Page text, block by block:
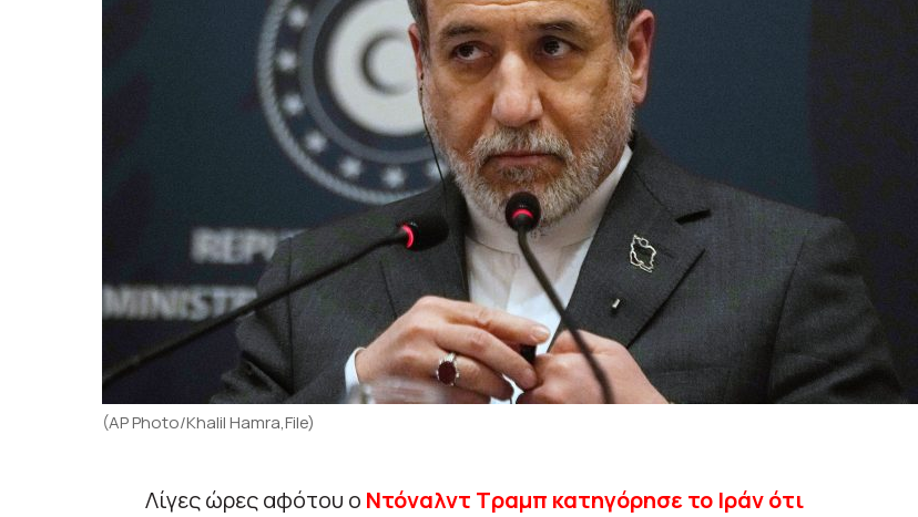
(AP Photo/Khalil Hamra,File)
Λίγες ώρες αφότου ο Ντόναλντ Τραμπ κατηγόρησε το Ιράν ότι